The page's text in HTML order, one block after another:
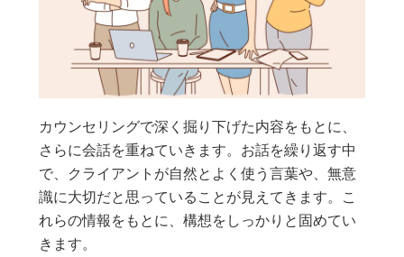
カウンセリングで深く掘り下げた内容をもとに、
さらに会話を重ねていきます。お話を繰り返す中
で、クライアントが自然とよく使う言葉や、無意
識に大切だと思っていることが見えてきます。こ
れらの情報をもとに、構想をしっかりと固めてい
きます。